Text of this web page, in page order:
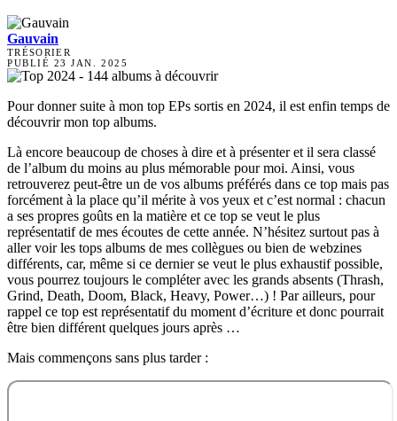
Gauvain
TRÉSORIER
PUBLIÉ 23 JAN. 2025
Pour donner suite à mon top EPs sortis en 2024, il est enfin temps de
découvrir mon top albums.
Là encore beaucoup de choses à dire et à présenter et il sera classé
de l’album du moins au plus mémorable pour moi. Ainsi, vous
retrouverez peut-être un de vos albums préférés dans ce top mais pas
forcément à la place qu’il mérite à vos yeux et c’est normal : chacun
a ses propres goûts en la matière et ce top se veut le plus
représentatif de mes écoutes de cette année. N’hésitez surtout pas à
aller voir les tops albums de mes collègues ou bien de webzines
différents, car, même si ce dernier se veut le plus exhaustif possible,
vous pourrez toujours le compléter avec les grands absents (Thrash,
Grind, Death, Doom, Black, Heavy, Power…) ! Par ailleurs, pour
rappel ce top est représentatif du moment d’écriture et donc pourrait
être bien différent quelques jours après …
Mais commençons sans plus tarder :